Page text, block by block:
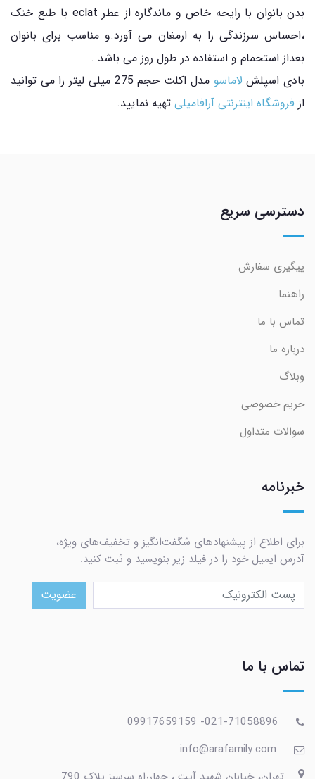
بدن بانوان با رایحه خاص و ماندگاره از عطر eclat با طبع خنک
،احساس سرزندگی را به ارمغان می آورد.و مناسب برای بانوان
بعداز استحمام و استفاده در طول روز می باشد .
بادی اسپلش لاماسو
مدل اکلت حجم 275 میلی لیتر را می توانید
از فروشگاه اینترنتی آرافامیلی تهیه نمایید.
دسترسی سریع
پیگیری سفارش
راهنما
تماس با ما
درباره ما
وبلاگ
حریم خصوصی
سوالات متداول
خبرنامه
برای اطلاع از پیشنهادهای شگفت‌انگیز و تخفیف‌های ویژه،
آدرس ایمیل خود را در فیلد زیر بنویسید و ثبت کنید.
عضویت
تماس با ما